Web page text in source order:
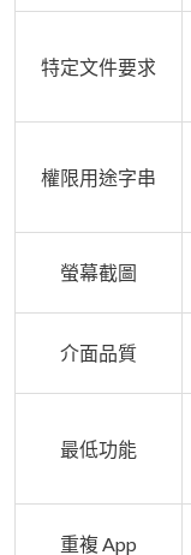
特定文件要求
權限用途字串
螢幕截圖
介面品質
最低功能
重複 App